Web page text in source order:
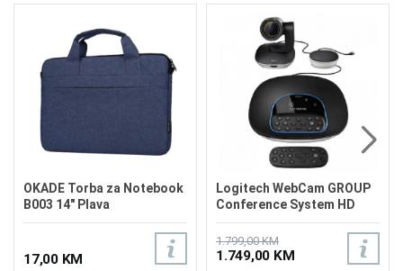
OKADE Torba za Notebook
B003 14" Plava
17,00 KM
Logitech WebCam GROUP
Conference System HD
Bluetooth
1.799,00 KM
1.749,00 KM